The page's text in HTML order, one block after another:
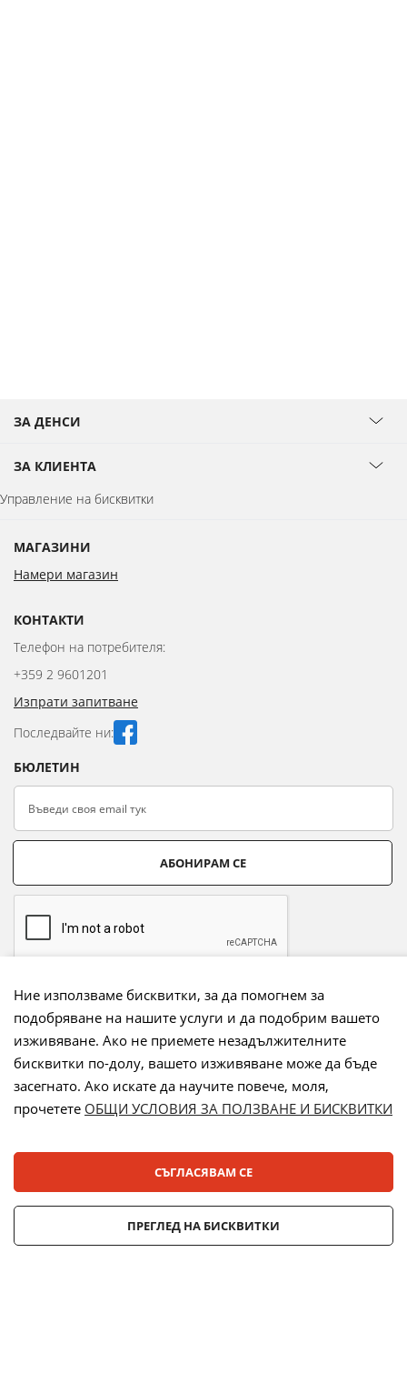
ЗА ДЕНСИ
ЗА КЛИЕНТА
Управление на бисквитки
МАГАЗИНИ
Намери магазин
КОНТАКТИ
Телефон на потребителя:
+359 2 9601201
Изпрати запитване
Последвайте ни:
БЮЛЕТИН
АБОНИРАМ СЕ
Начини на плащане:
Лизинг:
Ние използваме бисквитки, за да помогнем за
подобряване на нашите услуги и да подобрим вашето
изживяване. Ако не приемете незадължителните
бисквитки по-долу, вашето изживяване може да бъде
засегнато. Ако искате да научите повече, моля,
прочетете ОБЩИ УСЛОВИЯ ЗА ПОЛЗВАНЕ И БИСКВИТКИ
СЪГЛАСЯВАМ СЕ
ПРЕГЛЕД НА БИСКВИТКИ